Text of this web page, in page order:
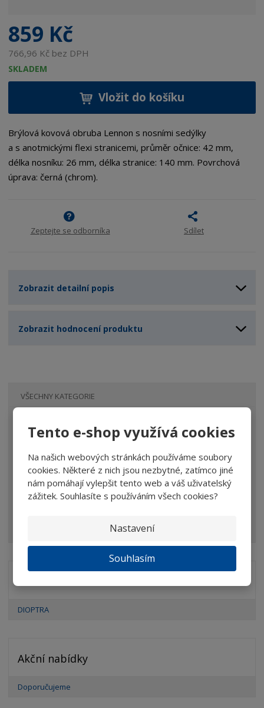
Tento e-shop využívá cookies
Na našich webových stránkách používáme soubory
cookies. Některé z nich jsou nezbytné, zatímco jiné
nám pomáhají vylepšit tento web a váš uživatelský
zážitek. Souhlasíte s používáním všech cookies?
Nastavení
Souhlasím
859 Kč
766,96 Kč bez DPH
SKLADEM
Vložit do košíku
Brýlová kovová obruba Lennon s nosními sedýlky
a s anotmickými flexi stranicemi, průměr očnice: 42 mm,
délka nosníku: 26 mm, délka stranice: 140 mm. Povrchová
úprava: černá (chrom).
Zeptejte se odborníka Sdílet
Zobrazit detailní popis
Zobrazit hodnocení produktu
VŠECHNY KATEGORIE
Dalekohledy
Mikroskopy
DIOPTRA
Akční nabídky
Doporučujeme